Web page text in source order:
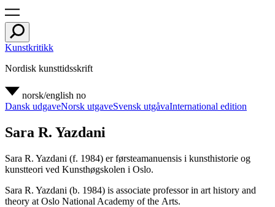
Kunstkritikk
Nordisk kunsttidsskrift
norsk/english no
Dansk udgaveNorsk utgaveSvensk utgåvaInternational edition
Sara R. Yazdani
Sara R. Yazdani (f. 1984) er førsteamanuensis i kunsthistorie og
kunstteori ved Kunsthøgskolen i Oslo.
Sara R. Yazdani (b. 1984) is associate professor in art history and
theory at Oslo National Academy of the Arts.